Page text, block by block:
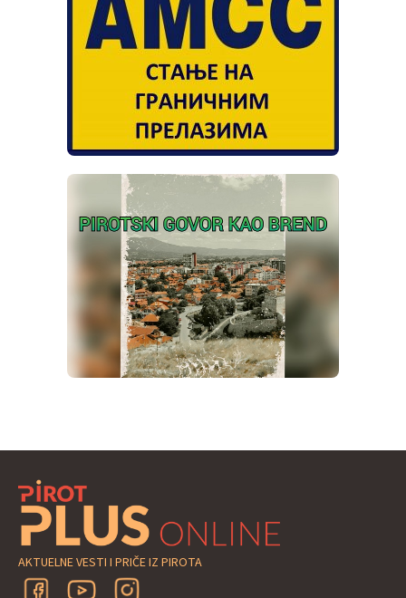
AKTUELNE VESTI I PRIČE IZ PIROTA